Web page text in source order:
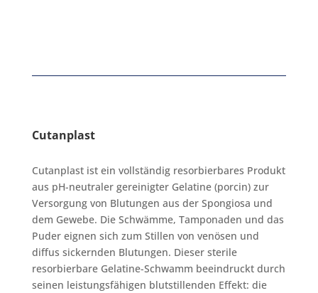
Cutanplast
Cutanplast ist ein vollständig resorbierbares Produkt
aus pH-neutraler gereinigter Gelatine (porcin) zur
Versorgung von Blutungen aus der Spongiosa und
dem Gewebe. Die Schwämme, Tamponaden und das
Puder eignen sich zum Stillen von venösen und
diffus sickernden Blutungen. Dieser sterile
resorbierbare Gelatine-Schwamm beeindruckt durch
seinen leistungsfähigen blutstillenden Effekt: die